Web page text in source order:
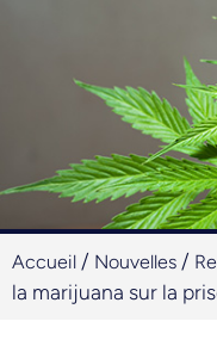
Accueil / Nouvelles /
la marijuana sur la